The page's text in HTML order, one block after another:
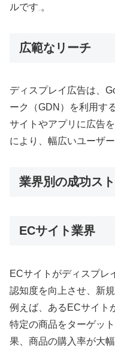
ルです 。
広範なリーチ
ディスプレイ広告は、
ーク（GDN）を利用す
サイトやアプリに広告
により、幅広いユーザ
業界別の成功ス
ECサイト業界
ECサイトがディスプレ
認知度を向上させ、新
例えば、あるECサイト
特定の商品をターゲッ
果、商品の購入率が大